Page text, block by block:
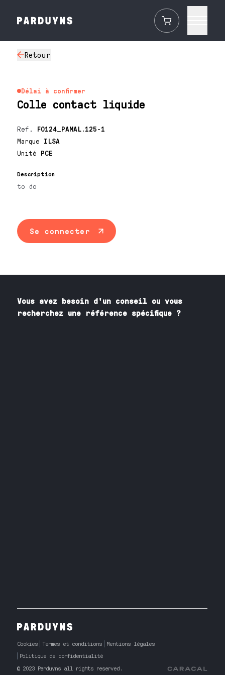
Retour
Délai à confirmer
Colle contact liquide
Ref. F0124_PAMAL.125-1
Marque ILSA
Unité PCE
Description
to do
Se connecter
Vous avez besoin d'un conseil ou vous
recherchez une référence spécifique ?
Cookies Termes et conditions
Mentions légales
Politique de confidentialité
© 2023 Parduyns all rights reserved.
Caracal Agency